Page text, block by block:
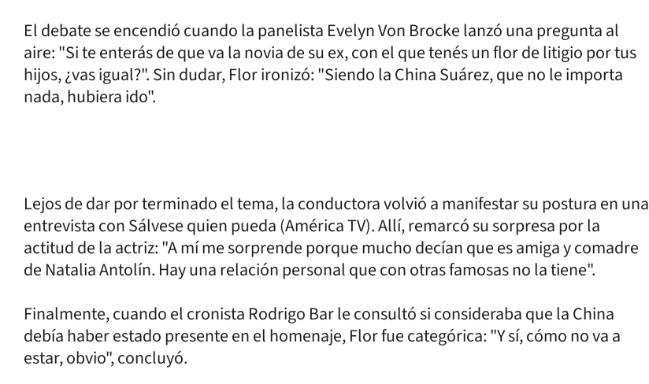
El debate se encendió cuando la panelista Evelyn Von Brocke lanzó una pregunta al
aire: "Si te enterás de que va la novia de su ex, con el que tenés un flor de litigio por tus
hijos, ¿vas igual?". Sin dudar, Flor ironizó: "Siendo la China Suárez, que no le importa
nada, hubiera ido".
Lejos de dar por terminado el tema, la conductora volvió a manifestar su postura en una
entrevista con Sálvese quien pueda (América TV). Allí, remarcó su sorpresa por la
actitud de la actriz: "A mí me sorprende porque mucho decían que es amiga y comadre
de Natalia Antolín. Hay una relación personal que con otras famosas no la tiene".
Finalmente, cuando el cronista Rodrigo Bar le consultó si consideraba que la China
debía haber estado presente en el homenaje, Flor fue categórica: "Y sí, cómo no va a
estar, obvio", concluyó.